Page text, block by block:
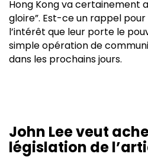
Hong Kong va certainement
gloire”. Est-ce un rappel
l’intérêt que leur porte le
simple opération de
dans les prochains jours.
John Lee veut
législation de